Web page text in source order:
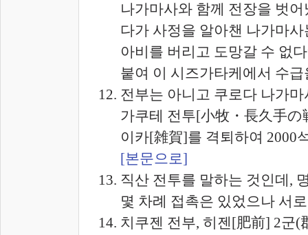
나가마사와 함께 전장을 벗
다가 사정을 알아챈 나가마
아비를 버리고 도망갈 수 없
붙여 이 시즈가타케에서 수
전부는 아니고 쿠로다 나가
가쿠테 전투[小牧・長久手
이카[雑賀]를 격퇴하여 2000
[본문으로]
직산 전투를 말하는 것인데,
몇 차례 접촉은 있었으나 서
치쿠젠 전부, 히젠[肥前] 2군(